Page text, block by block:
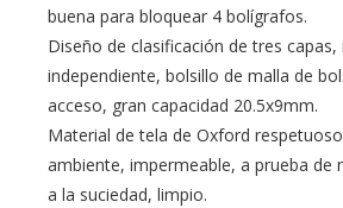
buena para bloquear 4 bolígrafos.
Diseño de clasificación de tres capas,
independiente, bolsillo de malla de
acceso, gran capacidad 20.5x9mm.
Material de tela de Oxford
ambiente, impermeable, a prueba de
a la suciedad, limpio.